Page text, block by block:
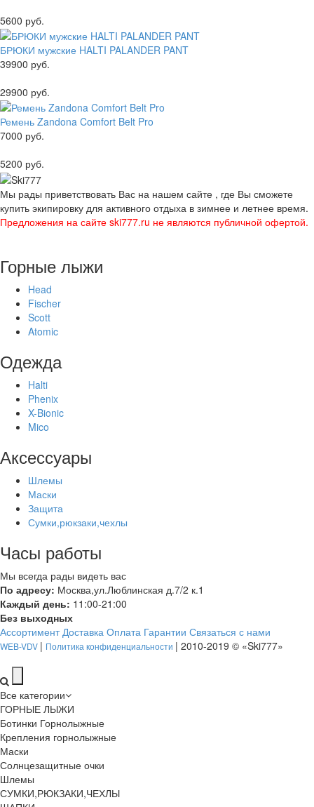
5600 руб.
БРЮКИ мужские HALTI PALANDER PANT
39900 руб.
29900 руб.
Ремень Zandona Comfort Belt Pro
7000 руб.
5200 руб.
Мы рады приветствовать Вас на нашем сайте , где Вы сможете
купить экипировку для активного отдыха в зимнее и летнее время.
Предложения на сайте ski777.ru не являются публичной офертой.
Горные лыжи
Head
Fischer
Scott
Atomic
Одежда
Halti
Phenix
X-Bionic
Mico
Аксессуары
Шлемы
Маски
Защита
Сумки,рюкзаки,чехлы
Часы работы
Мы всегда рады видеть вас
По адресу: Москва,ул.Люблинская д.7/2 к.1
Каждый день: 11:00-21:00
Без выходных
Ассортимент Доставка Оплата Гарантии Связаться с нами
WEB-VDV | Политика конфиденциальности | 2010-2019 © «Ski777»
Все категории
ГОРНЫЕ ЛЫЖИ
Ботинки Горнолыжные
Крепления горнолыжные
Маски
Солнцезащитные очки
Шлемы
СУМКИ,РЮКЗАКИ,ЧЕХЛЫ